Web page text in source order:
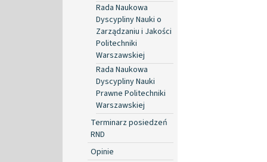
Rada Naukowa
Dyscypliny Nauki o
Zarządzaniu i Jakości
Politechniki
Warszawskiej
Rada Naukowa
Dyscypliny Nauki
Prawne Politechniki
Warszawskiej
Terminarz posiedzeń
RND
Opinie